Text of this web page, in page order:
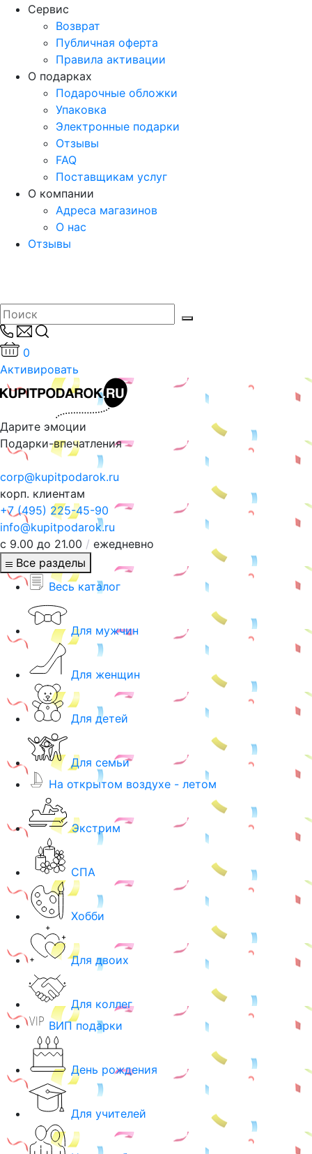
Сервис
Возврат
Публичная оферта
Правила активации
О подарках
Подарочные обложки
Упаковка
Электронные подарки
Отзывы
FAQ
Поставщикам услуг
О компании
Адреса магазинов
О нас
Отзывы
0
Активировать
Дарите эмоции
Подарки-впечатления
corp@kupitpodarok.ru
корп. клиентам
+7 (495) 225-45-90
info@kupitpodarok.ru
с 9.00 до 21.00 / ежедневно
Все разделы
Весь каталог
Для мужчин
Для женщин
Для детей
Для семьи
На открытом воздухе - летом
Экстрим
СПА
Хобби
Для двоих
Для коллег
ВИП подарки
День рождения
Для учителей